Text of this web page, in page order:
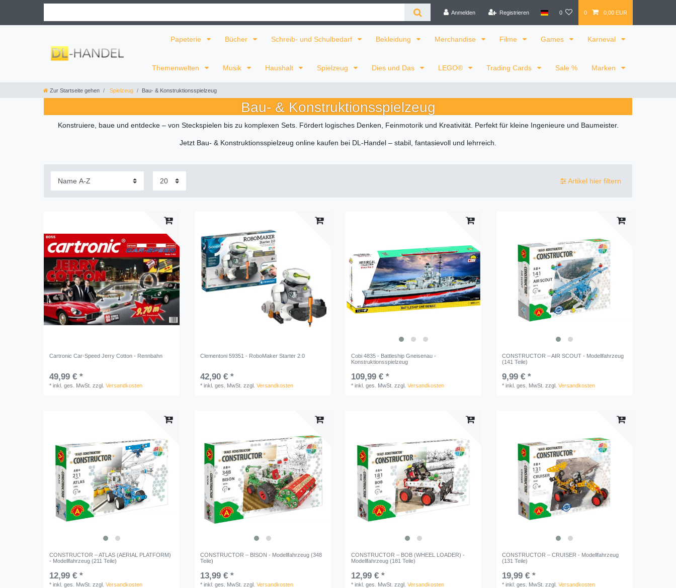
Anmelden Registrieren 0 0 0,00 EUR
Papeterie Bücher Schreib- und Schulbedarf Bekleidung Merchandise Filme Games Karneval
Themenwelten Musik Haushalt Spielzeug Dies und Das LEGO® Trading Cards Sale % Marken
Zur Startseite gehen Spielzeug Bau- & Konstruktionsspielzeug
Bau- & Konstruktionsspielzeug
Konstruiere, baue und entdecke – von Steckspielen bis zu komplexen Sets. Fördert logisches Denken, Feinmotorik und Kreativität. Perfekt für kleine Ingenieure und Baumeister.
Jetzt Bau- & Konstruktionsspielzeug online kaufen bei DL-Handel – stabil, fantasievoll und lehrreich.
Artikel hier filtern
Cartronic Car-Speed Jerry Cotton - Rennbahn
49,99 € *
*inkl. ges. MwSt. zzgl.Versandkosten
Clementoni 59351 - RoboMaker Starter 2.0
42,90 € *
*inkl. ges. MwSt. zzgl.Versandkosten
Cobi 4835 - Battleship Gneisenau -
Konstruktionsspielzeug
109,99 € *
*inkl. ges. MwSt. zzgl.Versandkosten
CONSTRUCTOR – AIR SCOUT - Modellfahrzeug
(141 Teile)
9,99 € *
*inkl. ges. MwSt. zzgl.Versandkosten
CONSTRUCTOR – ATLAS (AERIAL PLATFORM)
- Modellfahrzeug (211 Teile)
12,99 € *
*inkl. ges. MwSt. zzgl.Versandkosten
CONSTRUCTOR – BISON - Modellfahrzeug (348
Teile)
13,99 € *
*inkl. ges. MwSt. zzgl.Versandkosten
CONSTRUCTOR – BOB (WHEEL LOADER) -
Modellfahrzeug (181 Teile)
12,99 € *
*inkl. ges. MwSt. zzgl.Versandkosten
CONSTRUCTOR – CRUISER - Modellfahrzeug
(131 Teile)
19,99 € *
*inkl. ges. MwSt. zzgl.Versandkosten